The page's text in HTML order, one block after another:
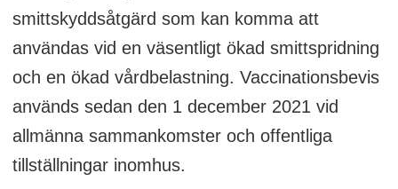
smittskyddsåtgärd som kan komma att
användas vid en väsentligt ökad smittspridning
och en ökad vårdbelastning. Vaccinationsbevis
används sedan den 1 december 2021 vid
allmänna sammankomster och offentliga
tillställningar inomhus.